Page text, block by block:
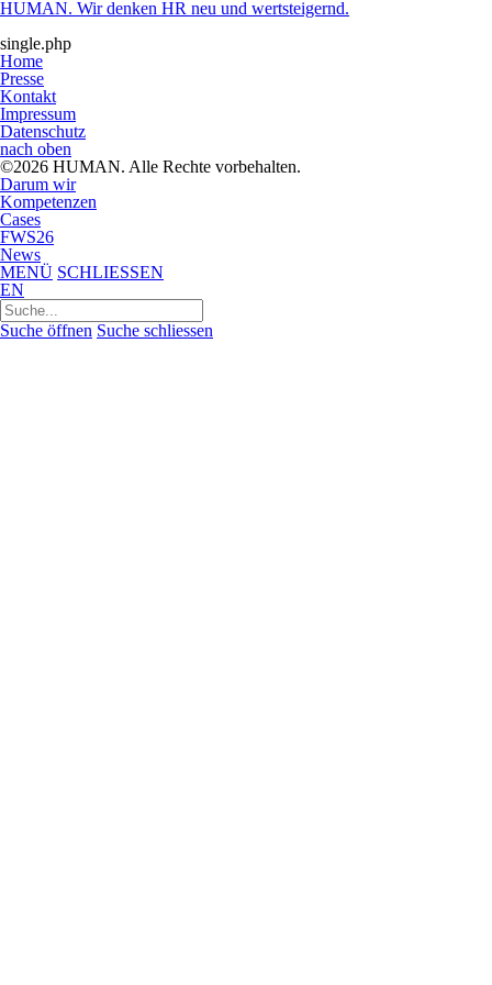
HUMAN. Wir denken HR neu und wertsteigernd.
single.php
Home
Presse
Kontakt
Impressum
Datenschutz
nach oben
©2026 HUMAN. Alle Rechte vorbehalten.
Darum wir
Kompetenzen
Cases
FWS26
News
MENÜ SCHLIESSEN
EN
Suchen
nach:
Suche öffnen Suche schliessen